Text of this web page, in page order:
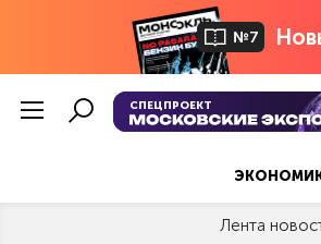
№7
СПЕЦПРОЕКТ
Лента